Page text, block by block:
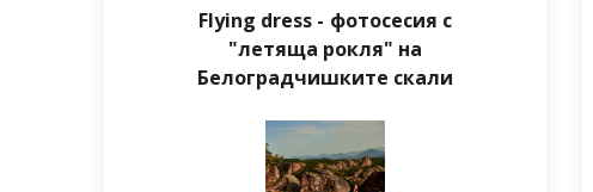
Flying dress - фотосесия с
"летяща рокля" на
Белоградчишките скали